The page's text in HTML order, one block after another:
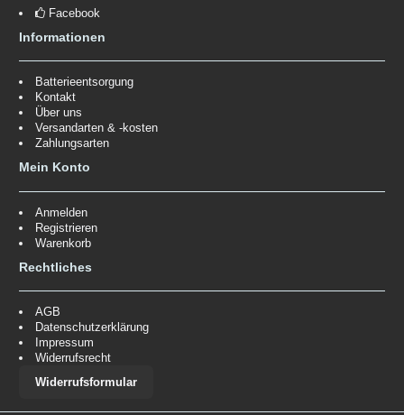
Facebook
Informationen
Batterieentsorgung
Kontakt
Über uns
Versandarten & -kosten
Zahlungsarten
Mein Konto
Anmelden
Registrieren
Warenkorb
Rechtliches
AGB
Datenschutzerklärung
Impressum
Widerrufsrecht
Widerrufsformular